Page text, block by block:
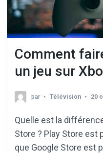
Comment
un jeu sur
par Télévision 20
Quelle est la
Store ? Play Store est
que Google Store est